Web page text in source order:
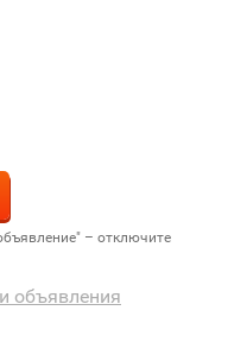
– отключите
объявления